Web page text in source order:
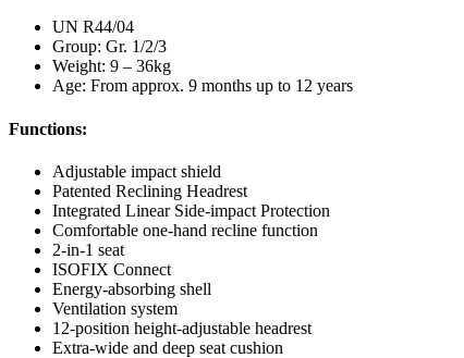
UN R44/04
Group: Gr. 1/2/3
Weight: 9 – 36kg
Age: From approx. 9 months up to 12 years
Functions:
Adjustable impact shield
Patented Reclining Headrest
Integrated Linear Side-impact Protection
Comfortable one-hand recline function
2-in-1 seat
ISOFIX Connect
Energy-absorbing shell
Ventilation system
12-position height-adjustable headrest
Extra-wide and deep seat cushion